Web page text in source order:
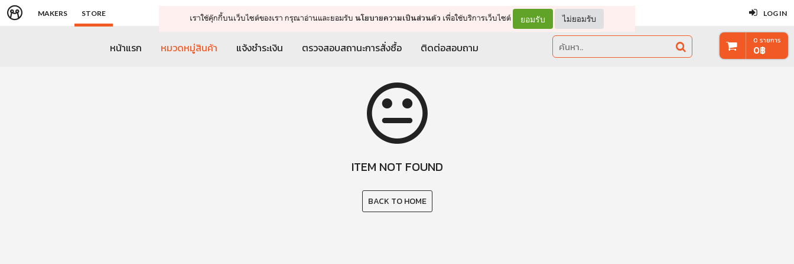
ปิด
จัดการรถเข็น ดำเนินการต่อ
MAKERS STORE LOG IN
เราใช้คุ๊กกี้บนเว็บไซต์ของเรา กรุณาอ่านและยอมรับนโยบายความเป็นส่วนตัว เพื่อใช้บริการเว็บไซต์ ยอมรับ ไม่ยอมรับ
หน้าแรก หมวดหมู่สินค้า แจ้งชำระเงิน ตรวจสอบสถานะการสั่งซื้อ ติดต่อสอบถาม
0 รายการ
0฿
ITEM NOT FOUND
BACK TO HOME